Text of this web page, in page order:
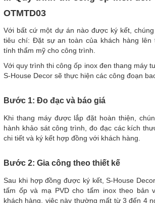
OTMTD03
Với bất cứ một dự án nào được ký kết,
tiêu chí: Đặt sự an toàn của khách hàng lên
tính thẩm mỹ cho công trình.
Với quy trình thi công ốp inox đen thang máy
S-House Decor sẽ thực hiện các công đoạn
Bước 1: Đo đạc và báo giá
Khi thang máy được lắp đặt hoàn thiện,
hành khảo sát công trình, đo đạc các kích
chi tiết và ký kết hợp đồng với khách hàng.
Bước 2: Gia công theo thiết kế
Sau khi hợp đồng được ký kết, S-House
tấm ốp và mạ PVD cho tấm inox theo bản
khách hàng, việc này thường mất từ 3 đến 4